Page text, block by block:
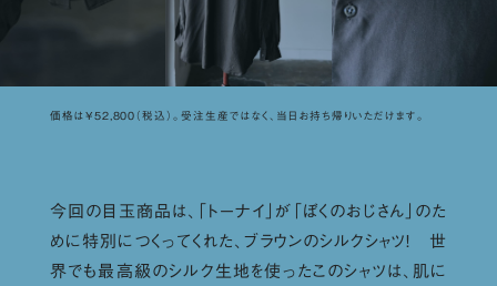
価格は¥52,800（税込）。受注生産ではなく、当日お持ち帰りいただけます。
今回の目玉商品は、「トーナイ」が「ぼくのおじさん」のた
めに特別につくってくれた、ブラウンのシルクシャツ！ 世
界でも最高級のシルク生地を使ったこのシャツは、肌に